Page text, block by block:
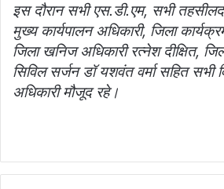
इस दौरान सभी एस.डी.एम, सभी
मुख्य कार्यपालन अधिकारी, जिला
जिला खनिज अधिकारी रत्नेश दीक्षित,
सिविल सर्जन डॉ यशवंत वर्मा सहित सभी
अधिकारी मौजूद रहे।